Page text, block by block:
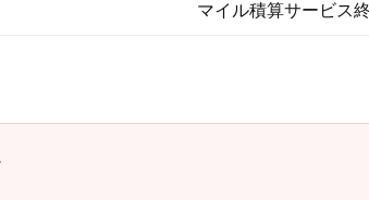
マイル積算サービス